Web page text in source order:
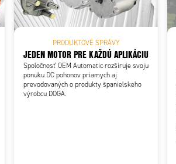
row Add as new cart row
PRODUKTOVÉ SPRÁVY
JEDEN MOTOR PRE KAŽDÚ APLIKÁCIU
Spoločnosť OEM Automatic rozširuje svoju
ponuku DC pohonov priamych aj
prevodovaných o produkty španielskeho
výrobcu DOGA.